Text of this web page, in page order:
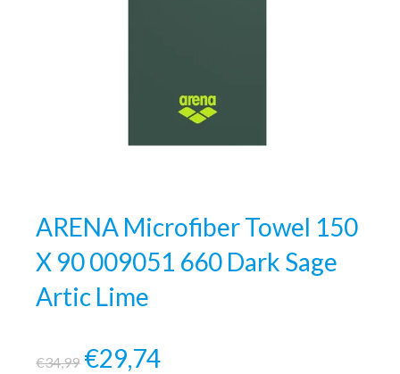
ARENA Microfiber Towel 150
X 90 009051 660 Dark Sage
Artic Lime
€34,99 €29,74